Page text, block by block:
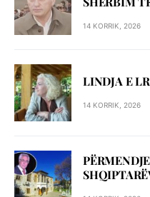
14 KORRIK, 2026
LINDJA E
14 KORRIK, 2026